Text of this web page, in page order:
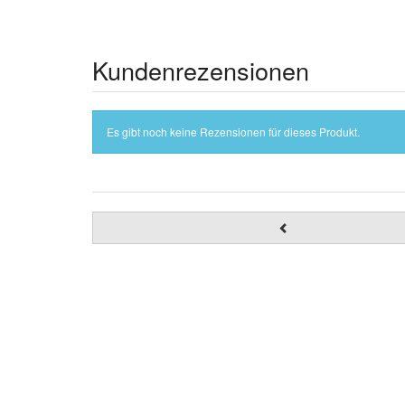
Kundenrezensionen
Es gibt noch keine Rezensionen für dieses Produkt.